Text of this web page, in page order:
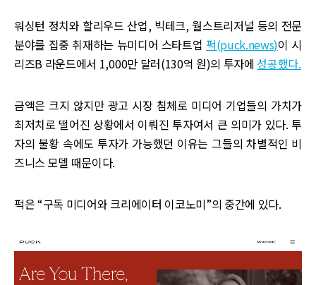
워싱턴 정치와 할리우드 산업, 빅테크, 월스트리저널 등의 전문
분야를 집중 취재하는 뉴미디어 스타트업 퍽(puck.news)이 시
리즈B 라운드에서 1,000만 달러(130억 원)의 투자에성공했다.
금액은 크지 않지만 광고 시장 침체로 미디어 기업들의 가치가
최저치로 떨어진 상황에서 이뤄진 투자여서 큰 의미가 있다. 투
자의 불황 속에도 투자가 가능했던 이유는 그들의 차별적인 비
즈니스 모델 때문이다.
퍽은 “구독 미디어와 크리에이터 이코노미”의 중간에 있다.